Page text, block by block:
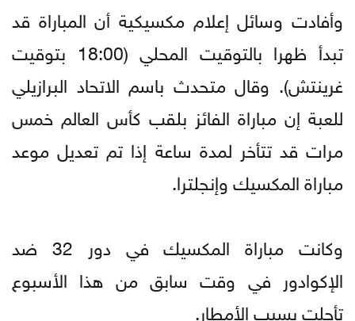
وأفادت وسائل إعلام مكسيكية أن المباراة قد
تبدأ ظهرا بالتوقيت المحلي (18:00 بتوقيت
غرينتش). وقال متحدث باسم الاتحاد البرازيلي
للعبة إن مباراة الفائز بلقب كأس العالم خمس
مرات قد تتأخر لمدة ساعة إذا تم تعديل موعد
مباراة المكسيك وإنجلترا.
وكانت مباراة المكسيك في دور 32 ضد
الإكوادور في وقت سابق من هذا الأسبوع
تأجلت بسبب الأمطار.